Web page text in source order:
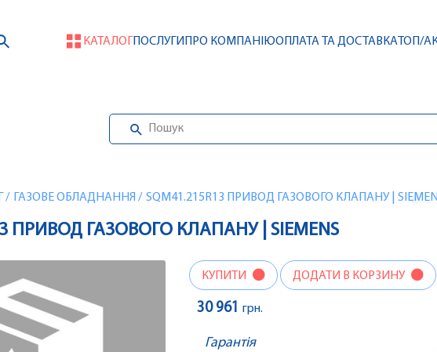
КАТАЛОГПОСЛУГИ ПРО КОМПАНІЮОПЛАТА ТА ДОСТАВКАТОП/
/ ГАЗОВЕ ОБЛАДНАННЯ / SQM41.215R13 ПРИВОД ГАЗОВОГО КЛАПАНУ |
ПРИВОД ГАЗОВОГО КЛАПАНУ | SIEMENS
КУПИТИ ДОДАТИ В КОРЗИНУ
30 961 грн.
Гарантія